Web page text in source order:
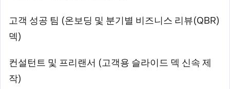
고객 성공 팀 (온보딩 및 분기별 비즈니스 리뷰(QBR)
덱)
컨설턴트 및 프리랜서 (고객용 슬라이드 덱 신속 제
작)